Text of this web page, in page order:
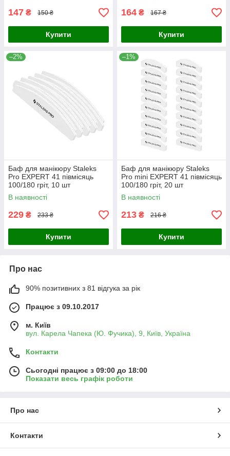
147 ₴ 150 ₴
Купити
164 ₴ 167 ₴
Купити
–2%
Баф для манікюру Staleks
Pro EXPERT 41 півмісяць
100/180 гріт, 10 шт
(одноразовий)
В наявності
229 ₴ 233 ₴
Купити
–1%
Баф для манікюру Staleks
Pro mini EXPERT 41 півмісяць
100/180 гріт, 20 шт
(одноразовий)
В наявності
213 ₴ 216 ₴
Купити
Про нас
90% позитивних з 81 відгука за рік
Працює з 09.10.2017
м. Київ
вул. Карела Чапека (Ю. Фучика), 9, Київ, Україна
Контакти
Сьогодні працює з 09:00 до 18:00
Показати весь графік роботи
Про нас
Контакти